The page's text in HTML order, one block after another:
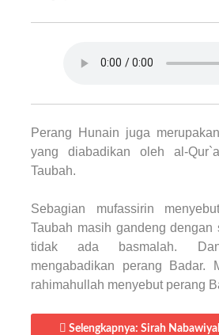
Perang Hunain juga
yang diabadikan oleh al-
Taubah.
Sebagian mufassirin
Taubah masih gandeng dengan
tidak ada basmalah.
mengabadikan perang Badar.
rahimahullah menyebut perang
Selengkapnya: Sirah